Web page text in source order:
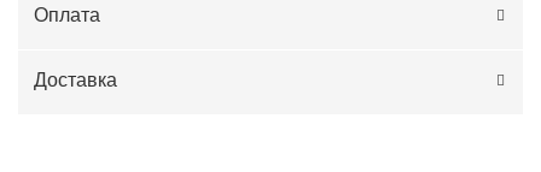
Оплата
Доставка